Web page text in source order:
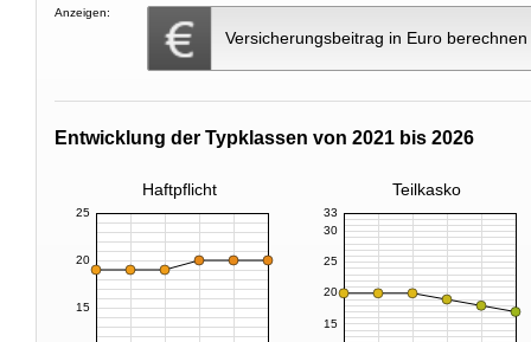
Anzeigen:
Versicherungsbeitrag in Euro berechnen
Entwicklung der Typklassen von 2021 bis 2026
Haftpflicht Teilkasko
15
20
25
15
20
25
30
33